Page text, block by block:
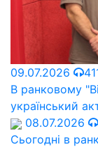
09.07.2026
В ранковому
український
08.07.2026
Сьогодні в